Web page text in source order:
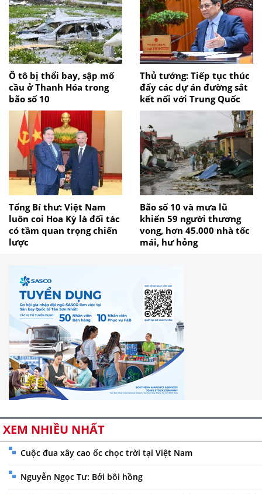
Ô tô bị thổi bay, sập mố
cầu ở Thanh Hóa trong
bão số 10
Thủ tướng: Tiếp tục thúc
đẩy các dự án đường sắt
kết nối với Trung Quốc
Tổng Bí thư: Việt Nam
luôn coi Hoa Kỳ là đối tác
có tầm quan trọng chiến
lược
Bão số 10 và mưa lũ
khiến 59 người thương
vong, hơn 45.000 nhà tốc
mái, hư hỏng
XEM NHIỀU NHẤT
Cuộc đua xây cao ốc chọc trời tại Việt Nam
Nguyễn Ngọc Tư: Bởi bôi hồng